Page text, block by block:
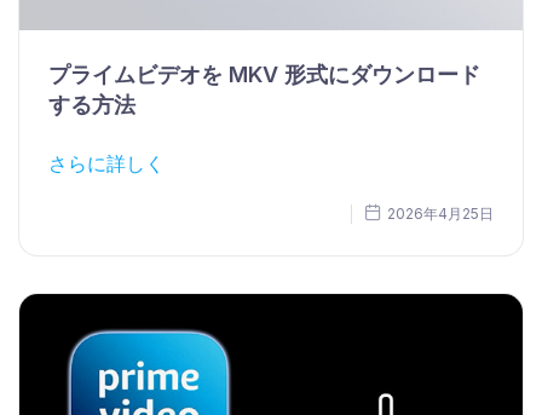
プライムビデオを MKV 形式にダウンロード
する方法
さらに詳しく
2026年4月25日